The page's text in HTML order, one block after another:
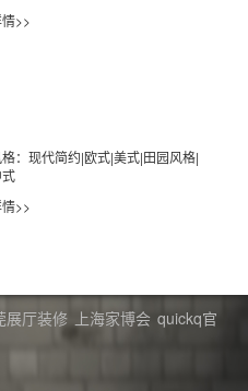
>>
：现代简约|欧式|美式|田园风格|
>>
展厅装修 上海家博会 quickq官